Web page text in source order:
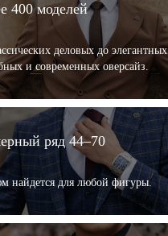
400 моделей
деловых до элегантных
и современных оверсайз.
ряд 44–70
найдется для любой фигуры.